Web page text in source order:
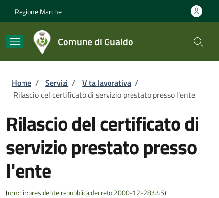
Regione Marche
Comune di Gualdo
Briciole di pane
Home / Servizi / Vita lavorativa /
Rilascio del certificato di servizio prestato presso l'ente
Rilascio del certificato di
servizio prestato presso
l'ente
(urn:nir:presidente.repubblica:decreto:2000-12-28;445)